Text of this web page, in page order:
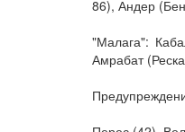
86), Андер
"Малага":
Амрабат